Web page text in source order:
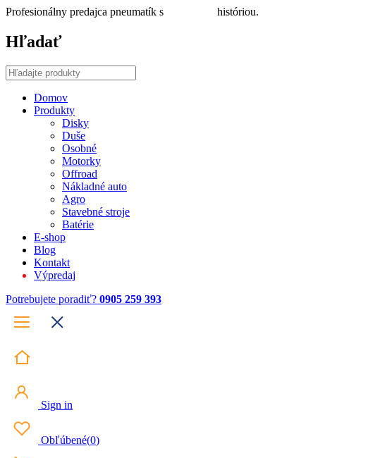
Profesionálny predajca pneumatík s históriou.
Hľadať
Domov
Produkty
Disky
Duše
Osobné
Motorky
Offroad
Nákladné auto
Agro
Stavebné stroje
Batérie
E-shop
Blog
Kontakt
Výpredaj
Potrebujete poradiť? 0905 259 393
Sign in
Obľúbené(0)